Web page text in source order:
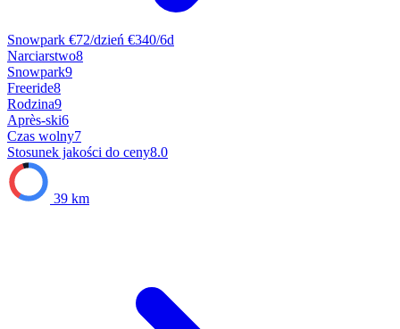
Snowpark €72/dzień €340/6d
Narciarstwo8
Snowpark9
Freeride8
Rodzina9
Après-ski6
Czas wolny7
Stosunek jakości do ceny8.0
39 km